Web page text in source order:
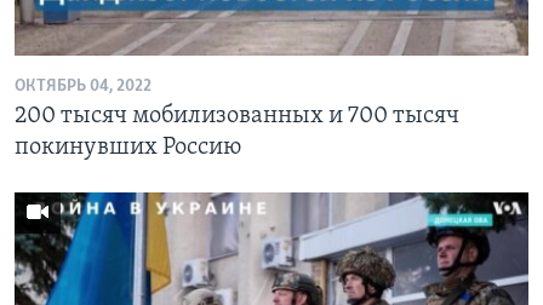
ОКТЯБРЬ 04, 2022
200 тысяч мобилизованных и 700 тысяч
покинувших Россию